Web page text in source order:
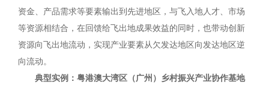
资金、产品需求等要素输出到先进地区，与飞入地人才、市场
等资源相结合，在回馈给飞出地成果效益的同时，也带动创新
资源向飞出地流动，实现产业要素从欠发达地区向发达地区逆
向流动。
典型实例：粤港澳大湾区（广州）乡村振兴产业协作基地